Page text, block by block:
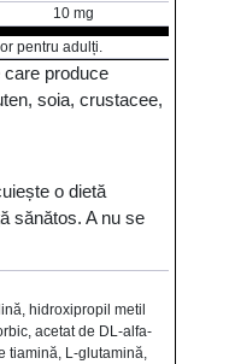
10 mg
pentru adulți.
care produce
soia, crustacee,
o dietă
sănătos. A nu se
hidroxipropil metil
acetat de DL-alfa-
tiamină, L-glutamină,